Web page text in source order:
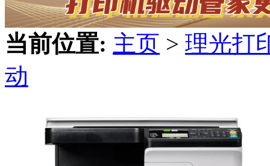
当前位置: 主页 > 理光打
动